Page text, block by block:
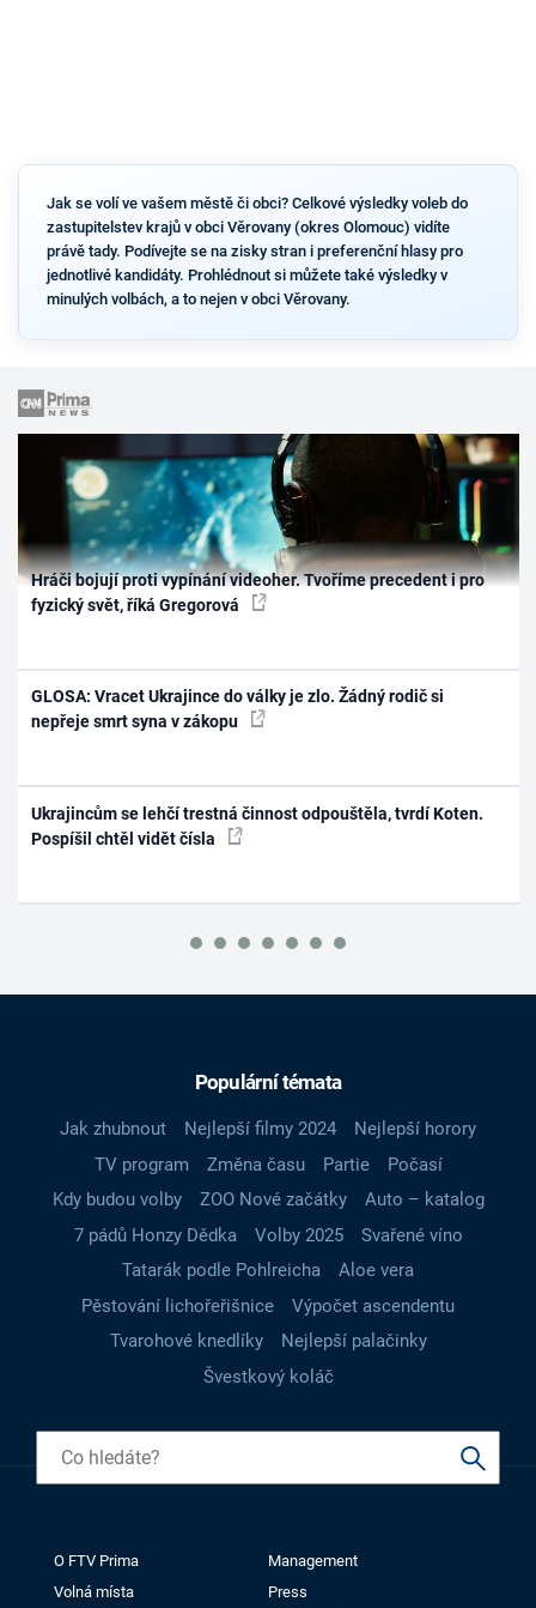
Jak se volí ve vašem městě či obci? Celkové výsledky voleb do
zastupitelstev krajů v obci Věrovany (okres Olomouc) vidíte
právě tady. Podívejte se na zisky stran i preferenční hlasy pro
jednotlivé kandidáty. Prohlédnout si můžete také výsledky v
minulých volbách, a to nejen v obci Věrovany.
Hráči bojují proti vypínání videoher. Tvoříme precedent i pro
fyzický svět, říká Gregorová
GLOSA: Vracet Ukrajince do války je zlo. Žádný rodič si
nepřeje smrt syna v zákopu
Ukrajincům se lehčí trestná činnost odpouštěla, tvrdí Koten.
Pospíšil chtěl vidět čísla
Populární témata
Jak zhubnout Nejlepší filmy 2024
Nejlepší horory
TV program
Změna času Partie
Počasí
Kdy budou volby
ZOO Nové začátky
Auto – katalog
7 pádů Honzy Dědka
Volby 2025
Svařené víno
Tatarák podle Pohlreicha
Aloe vera
Pěstování lichořeřišnice
Výpočet ascendentu
Tvarohové knedlíky
Nejlepší palačinky
Švestkový koláč
O FTV Prima
Management
Volná místa
Press